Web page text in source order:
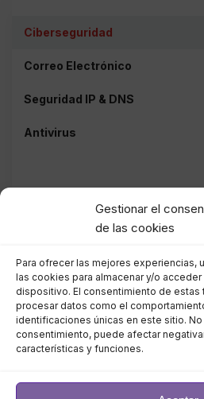
Gestionar el
de las cookies
Para ofrecer las mejores experiencias,
las cookies para almacenar y/o
dispositivo. El consentimiento de
procesar datos como el
identificaciones únicas en este sitio.
consentimiento, puede afectar
características y funciones.
Ciberseguridad
Correo Electrónico
Seguridad IP & DNS
Antivirus